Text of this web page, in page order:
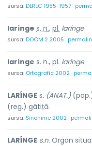
sursa:DLRLC 1955-1957
larínge s. n., pl. larínge
sursa:DOOM 2 2005
larínge s. n., pl. larínge
sursa: Ortografic 2002
LARÍNGE s. (ANAT.)
(reg.) gâtiță.
sursa: Sinonime 2002
LARÍNGE s.n. Organ